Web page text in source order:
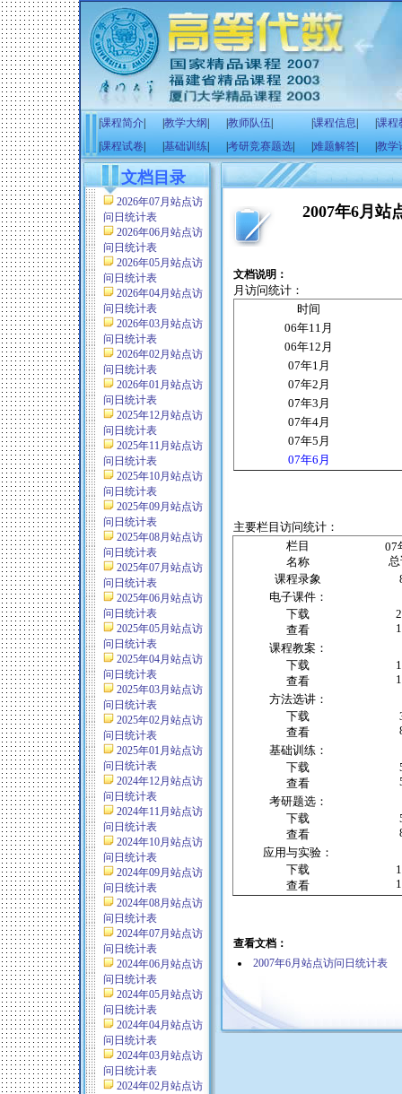
课程简介 教学大纲 教师队伍 课程信息
课程
课程试卷 基础训练 考研竞赛题选 难题解答 教学
文档目录
2026年07月站点访
问日统计表
2026年06月站点访
问日统计表
2026年05月站点访
问日统计表
2026年04月站点访
问日统计表
2026年03月站点访
问日统计表
2026年02月站点访
问日统计表
2026年01月站点访
问日统计表
2025年12月站点访
问日统计表
2025年11月站点访
问日统计表
2025年10月站点访
问日统计表
2025年09月站点访
问日统计表
2025年08月站点访
问日统计表
2025年07月站点访
问日统计表
2025年06月站点访
问日统计表
2025年05月站点访
问日统计表
2025年04月站点访
问日统计表
2025年03月站点访
问日统计表
2025年02月站点访
问日统计表
2025年01月站点访
问日统计表
2024年12月站点访
问日统计表
2024年11月站点访
问日统计表
2024年10月站点访
问日统计表
2024年09月站点访
问日统计表
2024年08月站点访
问日统计表
2024年07月站点访
问日统计表
2024年06月站点访
问日统计表
2024年05月站点访
问日统计表
2024年04月站点访
问日统计表
2024年03月站点访
问日统计表
2024年02月站点访
2007年6月站
文档说明：
月访问统计：
时间
06年11 月
06年12 月
07年1 月
07年2 月
07年3 月
07年4月
07年5 月
07年6 月
主要栏目访问统计：
栏目
名称
07
课程录象
电子课件：
下载
查看
课程教案：
下载
查看
方法选讲：
下载
查看
基础训练：
下载
查看
考研题选：
下载
查看
应用与实验：
下载
查看
查看文档：
2007年6月站点访问日统计表